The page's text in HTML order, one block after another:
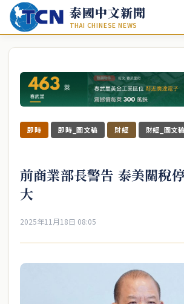
泰國中文新聞
THAI CHINESE NEWS
即時 即時_圖文稿 財經 財經_圖文稿
前商業部長警告 泰美關稅
大
2025年11月18日 08:05